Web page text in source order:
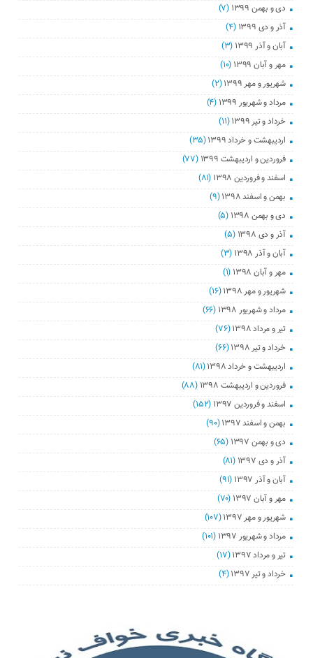
دی و بهمن ۱۳۹۹
(۷)
آذر و دی ۱۳۹۹
(۴)
آبان و آذر ۱۳۹۹
(۳)
مهر و آبان ۱۳۹۹
(۱۰)
شهریور و مهر ۱۳۹۹
(۲)
مرداد و شهریور ۱۳۹۹
(۴)
خرداد و تیر ۱۳۹۹
(۱۱)
اردیبهشت و خرداد ۱۳۹۹
(۳۵)
فروردین و اردیبهشت ۱۳۹۹
(۷۷)
اسفند و فروردین ۱۳۹۸
(۸۱)
بهمن و اسفند ۱۳۹۸
(۹)
دی و بهمن ۱۳۹۸
(۵)
آذر و دی ۱۳۹۸
(۵)
آبان و آذر ۱۳۹۸
(۳)
مهر و آبان ۱۳۹۸
(۱)
شهریور و مهر ۱۳۹۸
(۱۶)
مرداد و شهریور ۱۳۹۸
(۶۶)
تیر و مرداد ۱۳۹۸
(۷۶)
خرداد و تیر ۱۳۹۸
(۶۶)
اردیبهشت و خرداد ۱۳۹۸
(۸۱)
فروردین و اردیبهشت ۱۳۹۸
(۸۸)
اسفند و فروردین ۱۳۹۷
(۱۵۲)
بهمن و اسفند ۱۳۹۷
(۹۰)
دی و بهمن ۱۳۹۷
(۶۵)
آذر و دی ۱۳۹۷
(۸۱)
آبان و آذر ۱۳۹۷
(۹۱)
مهر و آبان ۱۳۹۷
(۷۰)
شهریور و مهر ۱۳۹۷
(۱۰۷)
مرداد و شهریور ۱۳۹۷
(۱۰۱)
تیر و مرداد ۱۳۹۷
(۱۷)
خرداد و تیر ۱۳۹۷
(۴)